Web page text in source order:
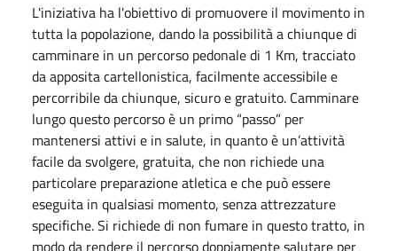
L'iniziativa ha l'obiettivo di promuovere il movimento in
tutta la popolazione, dando la possibilità a chiunque di
camminare in un percorso pedonale di 1 Km, tracciato
da apposita cartellonistica, facilmente accessibile e
percorribile da chiunque, sicuro e gratuito. Camminare
lungo questo percorso è un primo “passo” per
mantenersi attivi e in salute, in quanto è un’attività
facile da svolgere, gratuita, che non richiede una
particolare preparazione atletica e che può essere
eseguita in qualsiasi momento, senza attrezzature
specifiche. Si richiede di non fumare in questo tratto, in
modo da rendere il percorso doppiamente salutare per